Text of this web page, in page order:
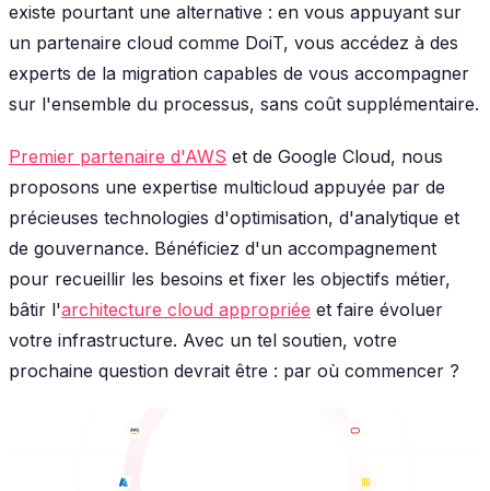
existe pourtant une alternative : en vous appuyant sur
un partenaire cloud comme DoiT, vous accédez à des
experts de la migration capables de vous accompagner
sur l'ensemble du processus, sans coût supplémentaire.
Premier partenaire d'AWS et de Google Cloud, nous
proposons une expertise multicloud appuyée par de
précieuses technologies d'optimisation, d'analytique et
de gouvernance. Bénéficiez d'un accompagnement
pour recueillir les besoins et fixer les objectifs métier,
bâtir l'architecture cloud appropriée et faire évoluer
votre infrastructure. Avec un tel soutien, votre
prochaine question devrait être : par où commencer ?